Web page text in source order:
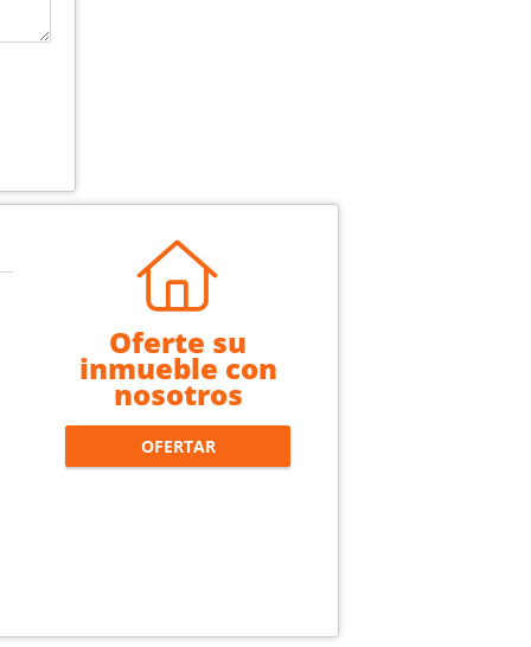
Oferte su
inmueble con
nosotros
OFERTAR